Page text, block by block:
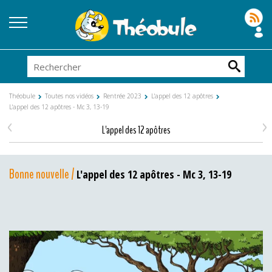
Théobule Toutes nos vidéos Rentrée 2023
L'appel des 12 apôtres
L'appel des 12 apôtres - Mc 3, 13-19
L'appel des 12 apôtres
< >
Bonne nouvelle / L'appel des 12 apôtres - Mc 3, 13-19